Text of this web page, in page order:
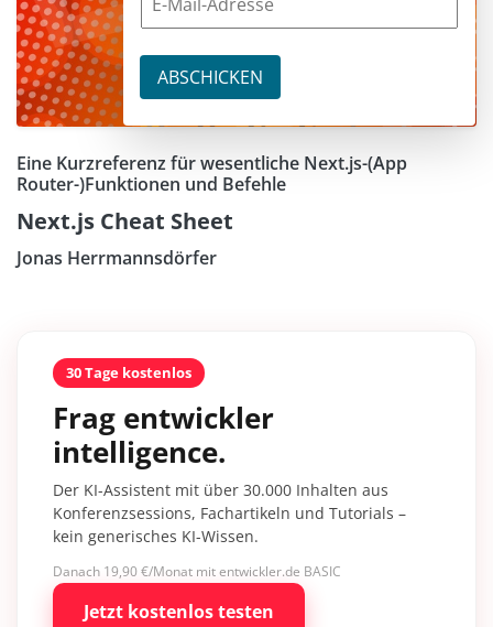
Eine Kurzreferenz für wesentliche Next.js-(App
Router-)Funktionen und Befehle
Next.js Cheat Sheet
Jonas Herrmannsdörfer
30 Tage kostenlos
Frag entwickler
intelligence.
Der KI-Assistent mit über 30.000 Inhalten aus
Konferenzsessions, Fachartikeln und Tutorials –
kein generisches KI-Wissen.
Danach 19,90 €/Monat mit entwickler.de BASIC
Jetzt kostenlos testen